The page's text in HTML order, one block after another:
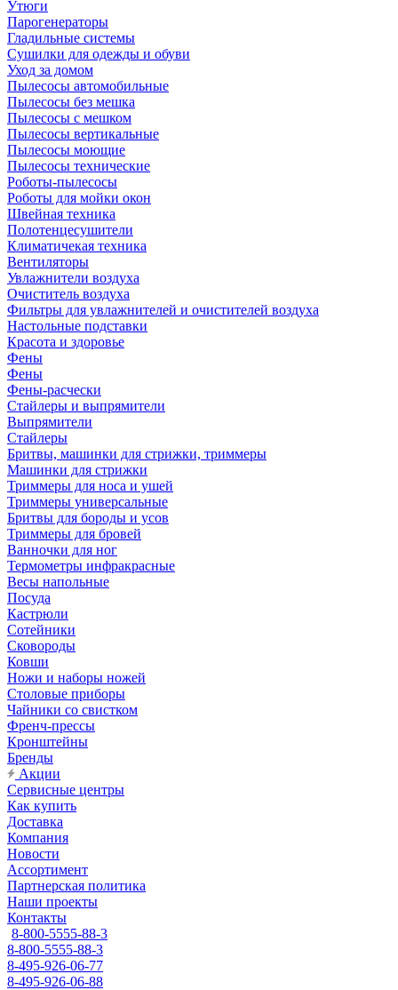
Утюги
Парогенераторы
Гладильные системы
Сушилки для одежды и обуви
Уход за домом
Пылесосы автомобильные
Пылесосы без мешка
Пылесосы с мешком
Пылесосы вертикальные
Пылесосы моющие
Пылесосы технические
Роботы-пылесосы
Роботы для мойки окон
Швейная техника
Полотенцесушители
Климатичекая техника
Вентиляторы
Увлажнители воздуха
Очиститель воздуха
Фильтры для увлажнителей и очистителей воздуха
Настольные подставки
Красота и здоровье
Фены
Фены
Фены-расчески
Стайлеры и выпрямители
Выпрямители
Стайлеры
Бритвы, машинки для стрижки, триммеры
Машинки для стрижки
Триммеры для носа и ушей
Триммеры универсальные
Бритвы для бороды и усов
Триммеры для бровей
Ванночки для ног
Термометры инфракрасные
Весы напольные
Посуда
Кастрюли
Сотейники
Сковороды
Ковши
Ножи и наборы ножей
Столовые приборы
Чайники со свистком
Френч-прессы
Кронштейны
Бренды
Акции
Сервисные центры
Как купить
Доставка
Компания
Новости
Ассортимент
Партнерская политика
Наши проекты
Контакты
8-800-5555-88-3
8-800-5555-88-3
8-495-926-06-77
8-495-926-06-88